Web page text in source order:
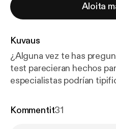
Aloita
Kuvaus
¿Alguna vez te has
test parecieran hechos
especialistas podrían
supuestamente explorar
Kommentit31